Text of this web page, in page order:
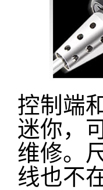
控制端
迷你，
维修。
线也不